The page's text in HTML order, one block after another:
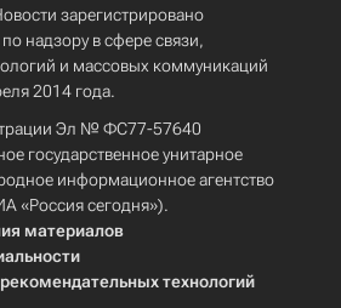
зарегистрировано
надзору в сфере связи,
и массовых коммуникаций
2014 года.
Эл № ФС77-57640
государственное унитарное
информационное агентство
«Россия сегодня»).
материалов
технологий